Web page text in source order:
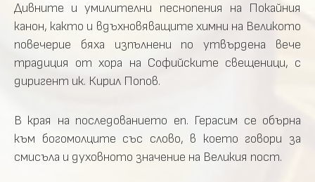
Дивните и умилителни песнопения на Покайния
канон, както и вдъхновяващите химни на Великото
повечерие бяха изпълнени по утвърдена вече
традиция от хора на Софийските свещеници, с
диригент ик. Кирил Попов.
В края на последованието еп. Герасим се обърна
към богомолците със слово, в което говори за
смисъла и духовното значение на Великия пост.